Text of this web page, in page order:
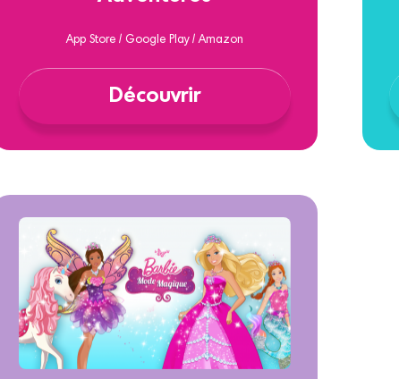
App Store / Google Play / Amazon
Découvrir